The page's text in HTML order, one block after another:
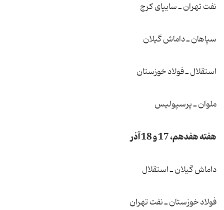
نفت تهران ـ سایپای كرج
سپاهان ـ داماش گیلان
استقلال ـ فولاد خوزستان
ملوان ـ پرسپولیس
هفته هفدهم، 17 و 18 آذر
داماش گیلان ـ استقلال
فولاد خوزستان ـ نفت تهران